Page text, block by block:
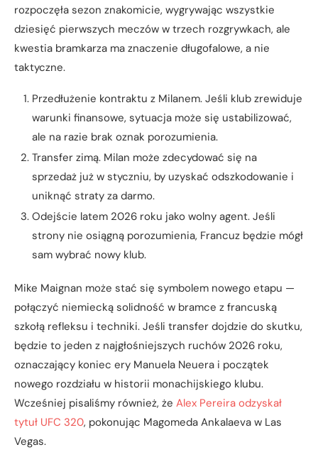
rozpoczęła sezon znakomicie, wygrywając wszystkie
dziesięć pierwszych meczów w trzech rozgrywkach, ale
kwestia bramkarza ma znaczenie długofalowe, a nie
taktyczne.
Przedłużenie kontraktu z Milanem. Jeśli klub zrewiduje
warunki finansowe, sytuacja może się ustabilizować,
ale na razie brak oznak porozumienia.
Transfer zimą. Milan może zdecydować się na
sprzedaż już w styczniu, by uzyskać odszkodowanie i
uniknąć straty za darmo.
Odejście latem 2026 roku jako wolny agent. Jeśli
strony nie osiągną porozumienia, Francuz będzie mógł
sam wybrać nowy klub.
Mike Maignan może stać się symbolem nowego etapu —
połączyć niemiecką solidność w bramce z francuską
szkołą refleksu i techniki. Jeśli transfer dojdzie do skutku,
będzie to jeden z najgłośniejszych ruchów 2026 roku,
oznaczający koniec ery Manuela Neuera i początek
nowego rozdziału w historii monachijskiego klubu.
Wcześniej pisaliśmy również, że Alex Pereira odzyskał
tytuł UFC 320, pokonując Magomeda Ankalaeva w Las
Vegas.